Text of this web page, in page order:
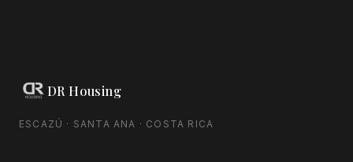
DR Housing
ESCAZÚ · SANTA ANA · COSTA RICA